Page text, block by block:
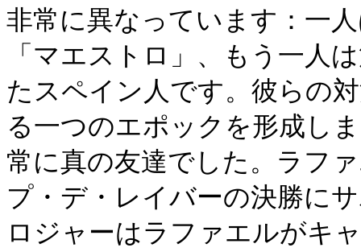
非常に異なっています：一
「マエストロ」、もう一人
たスペイン人です。彼らの
る一つのエポックを形成し
常に真の友達でした。ラフ
プ・デ・レイバーの決勝に
ロジャーはラファエルがキ